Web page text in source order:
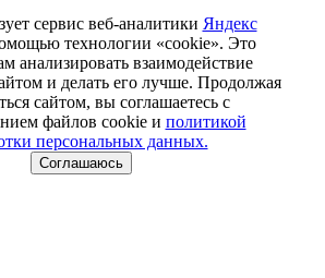
сервис веб-аналитики Яндекс
технологии «cookie». Это
анализировать взаимодействие
и делать его лучше. Продолжая
сайтом, вы соглашаетесь с
файлов cookie и политикой
персональных данных.
Соглашаюсь